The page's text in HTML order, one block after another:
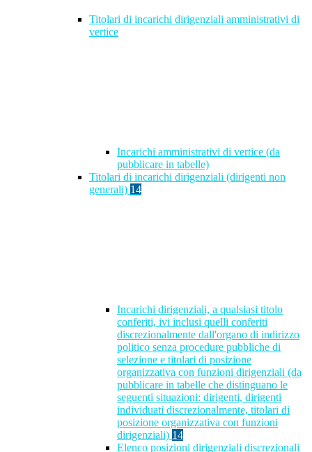
Titolari di incarichi dirigenziali amministrativi di
vertice
Incarichi amministrativi di vertice (da
pubblicare in tabelle)
Titolari di incarichi dirigenziali (dirigenti non
generali) 14
Incarichi dirigenziali, a qualsiasi titolo
conferiti, ivi inclusi quelli conferiti
discrezionalmente dall'organo di indirizzo
politico senza procedure pubbliche di
selezione e titolari di posizione
organizzativa con funzioni dirigenziali (da
pubblicare in tabelle che distinguano le
seguenti situazioni: dirigenti, dirigenti
individuati discrezionalmente, titolari di
posizione organizzativa con funzioni
dirigenziali) 14
Elenco posizioni dirigenziali discrezionali